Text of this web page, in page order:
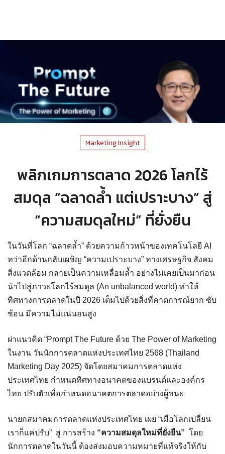
Marketing Insight
พลิกเกมการตลาด 2026 โลกไร้
สมดุล “ฉลาดล้ำ แต่เปราะบาง” สู่
“ความสมดุลใหม่” ที่ยั่งยืน
ในวันที่โลก “ฉลาดล้ำ” ด้วยความก้าวหน้าของเทคโนโลยี AI
ทว่าอีกด้านกลับเผชิญ “ความเปราะบาง” ทางเศรษฐกิจ สังคม
สิ่งแวดล้อม กลายเป็นความเหลื่อมล้ำ อย่างไม่เคยเป็นมาก่อน
นำไปสู่ภาวะโลกไร้สมดุล (An unbalanced world) ทำให้
ทิศทางการตลาดในปี 2026 เต็มไปด้วยสิ่งที่คาดการณ์ยาก ซับ
ซ้อน มีความไม่แน่นอนสูง
ผ่าแนวคิด “Prompt The Future ด้วย The Power of Marketing
ในงาน วันนักการตลาดแห่งประเทศไทย 2568 (Thailand
Marketing Day 2025) จัดโดยสมาคมการตลาดแห่ง
ประเทศไทย กำหนดทิศทางอนาคตของแบรนด์และองค์กร
ไทย ปรับตัวเพื่อกำหนดอนาคตการตลาดอย่างผู้ชนะ
นายกสมาคมการตลาดแห่งประเทศไทย เผย “เมื่อโลกเปลี่ยน
เราก็แค่ปรับ” สู่ การสร้าง “ความสมดุลใหม่ที่ยั่งยืน” โดย
นักการตลาดในวันนี้ ต้องส่งมอบความหมายที่แท้จริงให้กับ